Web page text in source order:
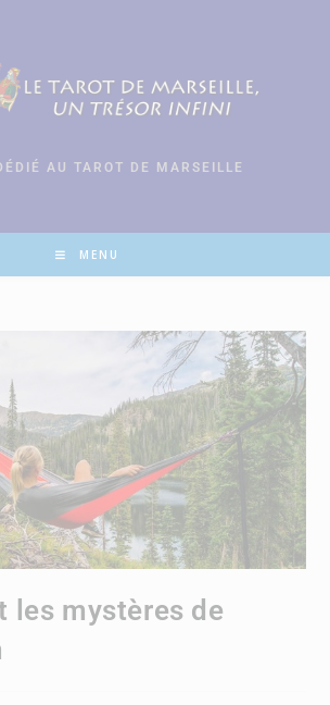
AU TAROT DE MARSEILLE
MENU
les mystères de